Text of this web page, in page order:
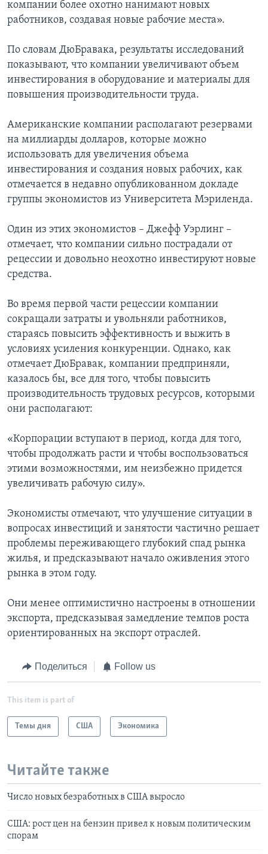
компании более охотно нанимают новых
работников, создавая новые рабочие места».
По словам ДюБравака, результаты исследований
показывают, что компании увеличивают объем
инвестирования в оборудование и материалы для
повышения производительности труда.
Американские компании располагают резервами
на миллиарды долларов, которые можно
использовать для увеличения объема
инвестирования и создания новых рабочих, как
отмечается в недавно опубликованном докладе
группы экономистов из Университета Мэриленда.
Один из этих экономистов – Джефф Уэрлинг –
отмечает, что компании сильно пострадали от
рецессии и довольно неохотно инвестируют новые
средства.
Во время первой части рецессии компании
сокращали затраты и увольняли работников,
стараясь повысить эффективность и выжить в
условиях усиления конкуренции. Однако, как
отмечает ДюБравак, компании предприняли,
казалось бы, все для того, чтобы повысить
производительность трудовых ресурсов, которыми
они располагают:
«Корпорации вступают в период, когда для того,
чтобы продолжать расти и чтобы воспользоваться
этими возможностями, им неизбежно придется
увеличивать рабочую силу».
Экономисты отмечают, что улучшение ситуации в
вопросах инвестиций и занятости частично решает
проблемы переживающего глубокий спад рынка
жилья, и предсказывают начало оживления этого
рынка в этом году.
Они менее оптимистично настроены в отношении
экспорта, предсказывая замедление темпов роста
ориентированных на экспорт отраслей.
Поделиться Follow us
This item is part of
Темы дня США Экономика
Читайте также
Число новых безработных в США выросло
США: рост цен на бензин привел к новым политическим
спорам